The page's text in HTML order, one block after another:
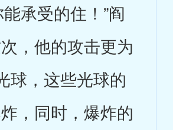
承受的住！”阎
，他的攻击更为
球，这些光球的
，同时，爆炸的